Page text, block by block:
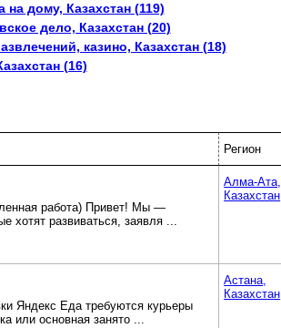
на дому, Казахстан (119)
дело, Казахстан (20)
казино, Казахстан (18)
(16)
Регион
работа) Привет! Мы —
хотят развиваться, заявля ...
Алма-Ата,
Казахстан
Яндекс Еда требуются курьеры
или основная занято ...
Астана,
Казахстан